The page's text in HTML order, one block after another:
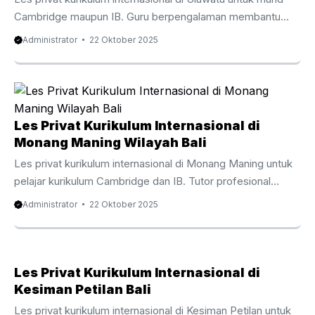
Cambridge maupun IB. Guru berpengalaman membantu
anak memahami konsep akademik global dengan
Pendidikan Internasional di Uluwatu dalam Menghadapi
Tantangan Zaman Uluwatu kini menjadi daerah dengan
perkembangan pesat sekolah berstandar internasional di
Indonesia. Sekolah-sekolah seperti Green School, Canggu
Community School, Dyatmika, dan AIS menyediakan
kurikulum Cambridge dan IB dengan penekanan pada
kemampuan berpikir kritis, penelitian, dan analisis. Meski
Administrator 22 Oktober 2025
Les Privat Kurikulum Internasional di
Monang Maning Wilayah Bali
Les privat kurikulum internasional di Monang Maning untuk
pelajar kurikulum Cambridge dan IB. Tutor profesional
membantu anak memahami konsep akademik global
Pendidikan Internasional di Monang Maning dan Tantangan
wilayah dengan peningkatan signifikan sekolah internasional
di Indonesia. Sekolah-sekolah seperti Green School,
Canggu Community School, Dyatmika, dan AIS
Administrator 22 Oktober 2025
Les Privat Kurikulum Internasional di
Kesiman Petilan Bali
Les privat kurikulum internasional di Kesiman Petilan untuk